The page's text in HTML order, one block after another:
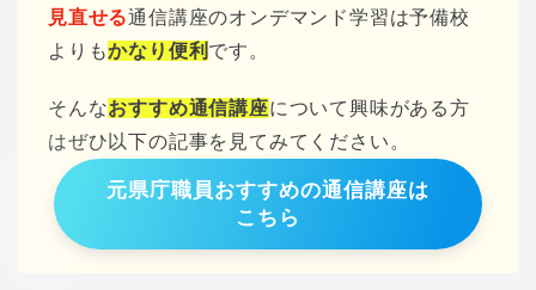
見直せる通信講座のオンデマンド学習は予備校
よりもかなり便利 です。
そんなおすすめ通信講座について興味がある方
はぜひ以下の記事を見てみてください。
元県庁職員おすすめの通信講座は
こちら